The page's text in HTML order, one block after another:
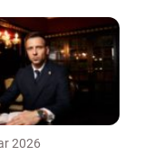
2026